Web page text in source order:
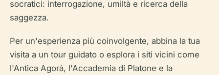
socratici: interrogazione, umiltà e ricerca della
saggezza.
Per un'esperienza più coinvolgente, abbina la tua
visita a un tour guidato o esplora i siti vicini come
l'Antica Agorà, l'Accademia di Platone e la